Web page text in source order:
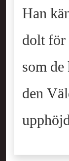
Han
dolt
som
den